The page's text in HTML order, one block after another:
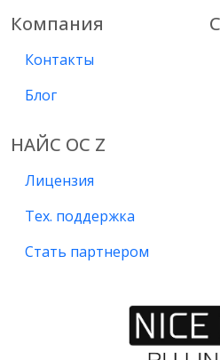
Компания
Контакты
Блог
НАЙС ОС Z
Лицензия
Тех. поддержка
Стать партнером